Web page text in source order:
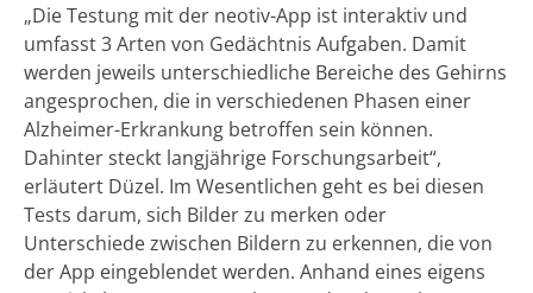
„Die Testung mit der neotiv-App ist interaktiv und
umfasst 3 Arten von Gedächtnis Aufgaben. Damit
werden jeweils unterschiedliche Bereiche des Gehirns
angesprochen, die in verschiedenen Phasen einer
Alzheimer-Erkrankung betroffen sein können.
Dahinter steckt langjährige Forschungsarbeit“,
erläutert Düzel. Im Wesentlichen geht es bei diesen
Tests darum, sich Bilder zu merken oder
Unterschiede zwischen Bildern zu erkennen, die von
der App eingeblendet werden. Anhand eines eigens